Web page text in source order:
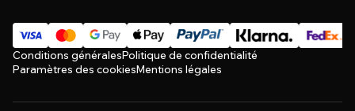
Conditions généralesPolitique de confidentialité
Paramètres des cookiesMentions légales